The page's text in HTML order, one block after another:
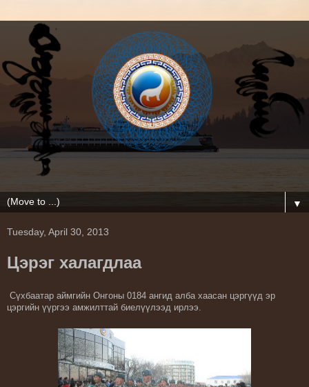
▼
Tuesday, April 30, 2013
Цэрэг халагдлаа
Сүхбаатар аймгийн Онгоны 0184 ангид алба хаасан цэргүүд эр
цэргийн үүргээ амжилттай биелүүлээд ирлээ.